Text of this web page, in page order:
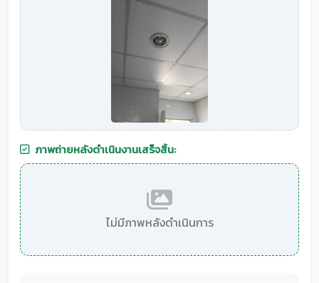
ภาพถ่ายหลังดำเนินงานเสร็จสิ้น:
ไม่มีภาพหลังดำเนินการ